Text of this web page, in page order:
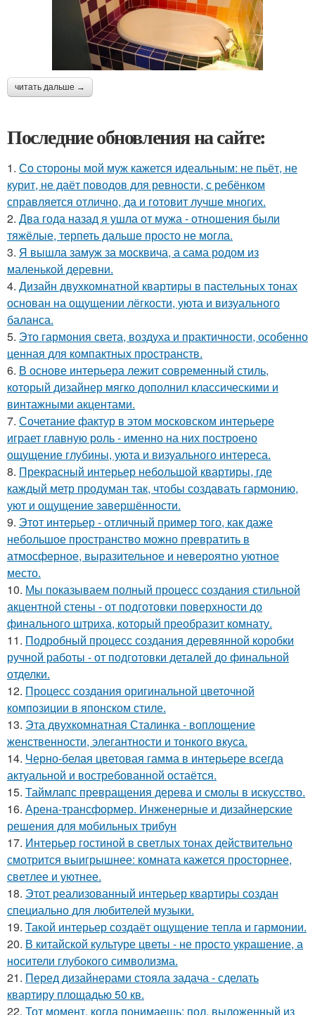
читать дальше →
Последние обновления на сайте:
1. Со стороны мой муж кажется идеальным: не пьёт, не
курит, не даёт поводов для ревности, с ребёнком
справляется отлично, да и готовит лучше многих.
2. Два года назад я ушла от мужа - отношения были
тяжёлые, терпеть дальше просто не могла.
3. Я вышла замуж за москвича, а сама родом из
маленькой деревни.
4. Дизайн двухкомнатной квартиры в пастельных тонах
основан на ощущении лёгкости, уюта и визуального
баланса.
5. Это гармония света, воздуха и практичности, особенно
ценная для компактных пространств.
6. В основе интерьера лежит современный стиль,
который дизайнер мягко дополнил классическими и
винтажными акцентами.
7. Сочетание фактур в этом московском интерьере
играет главную роль - именно на них построено
ощущение глубины, уюта и визуального интереса.
8. Прекрасный интерьер небольшой квартиры, где
каждый метр продуман так, чтобы создавать гармонию,
уют и ощущение завершённости.
9. Этот интерьер - отличный пример того, как даже
небольшое пространство можно превратить в
атмосферное, выразительное и невероятно уютное
место.
10. Мы показываем полный процесс создания стильной
акцентной стены - от подготовки поверхности до
финального штриха, который преобразит комнату.
11. Подробный процесс создания деревянной коробки
ручной работы - от подготовки деталей до финальной
отделки.
12. Процесс создания оригинальной цветочной
композиции в японском стиле.
13. Эта двухкомнатная Сталинка - воплощение
женственности, элегантности и тонкого вкуса.
14. Черно-белая цветовая гамма в интерьере всегда
актуальной и востребованной остаётся.
15. Таймлапс превращения дерева и смолы в искусство.
16. Арена-трансформер. Инженерные и дизайнерские
решения для мобильных трибун
17. Интерьер гостиной в светлых тонах действительно
смотрится выигрышнее: комната кажется просторнее,
светлее и уютнее.
18. Этот реализованный интерьер квартиры создан
специально для любителей музыки.
19. Такой интерьер создаёт ощущение тепла и гармонии.
20. В китайской культуре цветы - не просто украшение, а
носители глубокого символизма.
21. Перед дизайнерами стояла задача - сделать
квартиру площадью 50 кв.
22. Тот момент, когда понимаешь: пол, выложенный из